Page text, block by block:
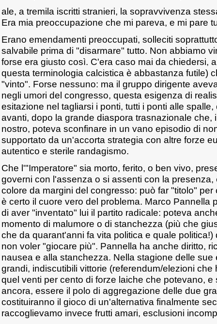
ale, a tremila iscritti stranieri, la sopravvivenza
Era mia preoccupazione che mi pareva, e mi pare
Erano emendamenti preoccupati, solleciti
salvabile prima di "disarmare" tutto. Non abbiamo
forse era giusto così. C'era caso mai da chiedersi,
questa terminologia calcistica è abbastanza futile)
"vinto". Forse nessuno: ma il gruppo dirigente
negli umori del congresso, questa esigenza di
esitazione nel tagliarsi i ponti, tutti i ponti alle
avanti, dopo la grande diaspora trasnazionale che,
nostro, poteva sconfinare in un vano episodio di
supportato da un'accorta strategia con altre forze
autentico e sterile randagismo.
Che l'"Imperatore" sia morto, ferito, o ben vivo,
governi con l'assenza o si assenti con la presenza,
colore da margini del congresso: può far "titolo"
è certo il cuore vero del problema. Marco Pannella
di aver "inventato" lui il partito radicale: poteva
momento di malumore o di stanchezza (più che
che da quarant'anni fa vita politica e quale politica!)
non voler "giocare più". Pannella ha anche diritto,
nausea e alla stanchezza. Nella stagione delle sue
grandi, indiscutibili vittorie (referendum/elezioni
quel venti per cento di forze laiche che potevano,
ancora, essere il polo di aggregazione delle due
costituiranno il gioco di un'alternativa finalmente
raccoglievamo invece frutti amari, esclusioni